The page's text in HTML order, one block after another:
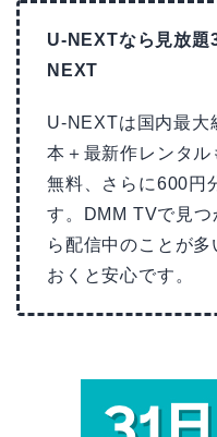
U-NEXTなら見放題
NEXT
U-NEXTは国内最大
本＋最新作レンタ
無料、さらに600円
す。DMM TVで見
ら配信中のことが
おくと安心です。